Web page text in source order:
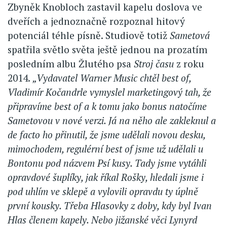
Zbyněk Knobloch zastavil kapelu doslova ve
dveřích a jednoznačně rozpoznal hitový
potenciál téhle písně. Studiově totiž Sametová
spatřila světlo světa ještě jednou na prozatím
posledním albu Žlutého psa Stroj času z roku
2014. „Vydavatel Warner Music chtěl best of,
Vladimír Kočandrle vymyslel marketingový tah, že
připravíme best of a k tomu jako bonus natočíme
Sametovou v nové verzi. Já na něho ale zakleknul a
de facto ho přinutil, že jsme udělali novou desku,
mimochodem, regulérní best of jsme už udělali u
Bontonu pod názvem Psí kusy. Tady jsme vytáhli
opravdové šuplíky, jak říkal Rošky, hledali jsme i
pod uhlím ve sklepě a vylovili opravdu ty úplně
první kousky. Třeba Hlasovky z doby, kdy byl Ivan
Hlas členem kapely. Nebo jižanské věci Lynyrd